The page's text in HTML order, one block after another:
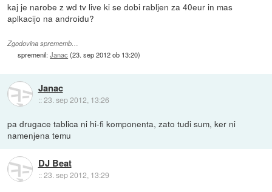
kaj je narobe z wd tv live ki se dobi rabljen za 40eur in mas
aplkacijo na androidu?
Zgodovina sprememb…
spremenil:Janac (23. sep 2012 ob 13:20)
Janac
::23. sep 2012, 13:26
pa drugace tablica ni hi-fi komponenta, zato tudi sum, ker ni
namenjena temu
DJ Beat
::23. sep 2012, 13:29